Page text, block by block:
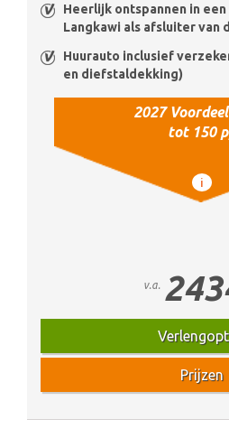
Heerlijk ontspannen in
Langkawi als afsluiter van
Huurauto inclusief
en diefstaldekking)
2027
tot 150
i
v.a.
Prijzen